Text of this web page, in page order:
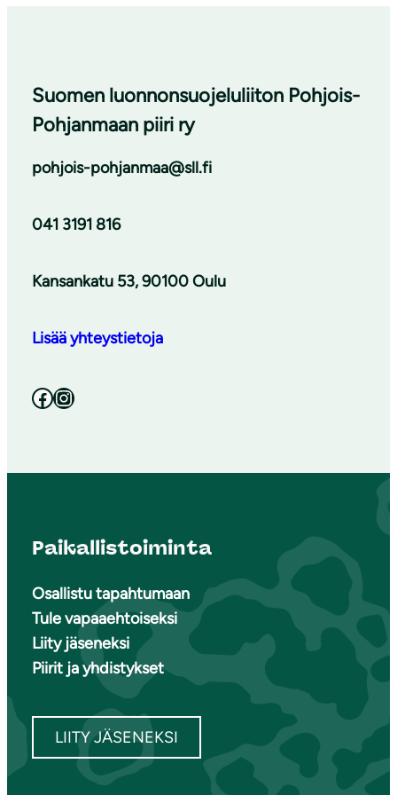
Suomen luonnonsuojeluliiton Pohjois-
Pohjanmaan piiri ry
pohjois-pohjanmaa@sll.fi
041 3191 816
Kansankatu 53, 90100 Oulu
Lisää yhteystietoja
Facebook Instagram
Paikallistoiminta
Osallistu tapahtumaan
Tule vapaaehtoiseksi
Liity jäseneksi
Piirit ja yhdistykset
LIITY JÄSENEKSI